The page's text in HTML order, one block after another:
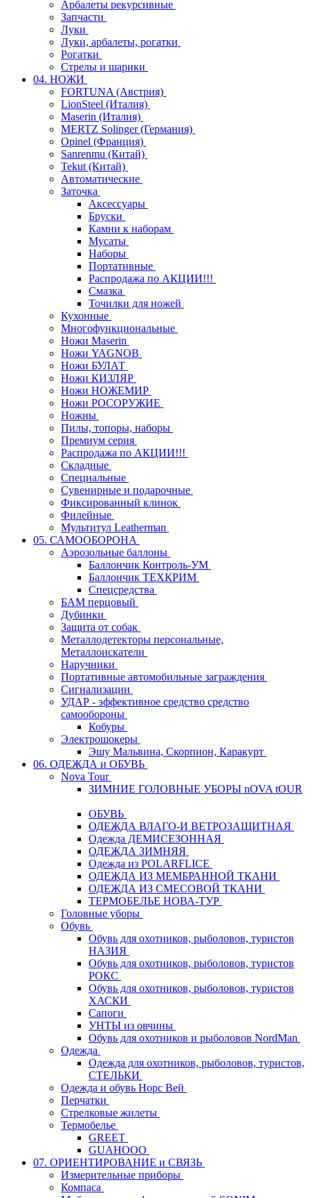
Арбалеты рекурсивные
Запчасти
Луки
Луки, арбалеты, рогатки
Рогатки
Стрелы и шарики
04. НОЖИ
FORTUNA (Австрия)
LionSteel (Италия)
Maserin (Италия)
MERTZ Solinger (Германия)
Opinel (Франция)
Sanrenmu (Китай)
Tekut (Китай)
Автоматические
Заточка
Аксессуары
Бруски
Камни к наборам
Мусаты
Наборы
Портативные
Распродажа по АКЦИИ!!!
Смазка
Точилки для ножей
Кухонные
Многофункциональные
Ножи Maserin
Ножи YAGNOB
Ножи БУЛАТ
Ножи КИЗЛЯР
Ножи НОЖЕМИР
Ножи РОСОРУЖИЕ
Ножны
Пилы, топоры, наборы
Премиум серия
Распродажа по АКЦИИ!!!
Складные
Специальные
Сувенирные и подарочные
Фиксированный клинок
Филейные
Мультитул Leatherman
05. САМООБОРОНА
Аэрозольные баллоны
Баллончик Контроль-УМ
Баллончик ТЕХКРИМ
Спецсредства
БАМ перцовый
Дубинки
Защита от собак
Металлодетекторы персональные,
Металлоискатели
Наручники
Портативные автомобильные заграждения
Сигнализации
УДАР - эффективное средство средство
самообороны
Кобуры
Электрошокеры
Эшу Мальвина, Скорпион, Каракурт
06. ОДЕЖДА и ОБУВЬ
Nova Tour
ЗИМНИЕ ГОЛОВНЫЕ УБОРЫ nOVA tOUR
ОБУВЬ
ОДЕЖДА ВЛАГО-И ВЕТРОЗАЩИТНАЯ
Одежда ДЕМИСЕЗОННАЯ
ОДЕЖДА ЗИМНЯЯ
Одежда из POLARFLICE
ОДЕЖДА ИЗ МЕМБРАННОЙ ТКАНИ
ОДЕЖДА ИЗ СМЕСОВОЙ ТКАНИ
ТЕРМОБЕЛЬЕ НОВА-ТУР
Головные уборы
Обувь
Обувь для охотников, рыболовов, туристов
НАЗИЯ
Обувь для охотников, рыболовов, туристов
РОКС
Обувь для охотников, рыболовов, туристов
ХАСКИ
Сапоги
УНТЫ из овчины
Обувь для охотников и рыболовов NordMan
Одежда
Одежда для охотников, рыболовов, туристов,
СТЕЛЬКИ
Одежда и обувь Норс Вей
Перчатки
Стрелковые жилеты
Термобелье
GREET
GUAHOOO
07. ОРИЕНТИРОВАНИЕ и СВЯЗЬ
Измерительные приборы
Компаса